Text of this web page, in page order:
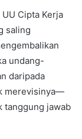
Cipta Kerja
saling
undang-
daripada
merevisinya—
tanggung jawab